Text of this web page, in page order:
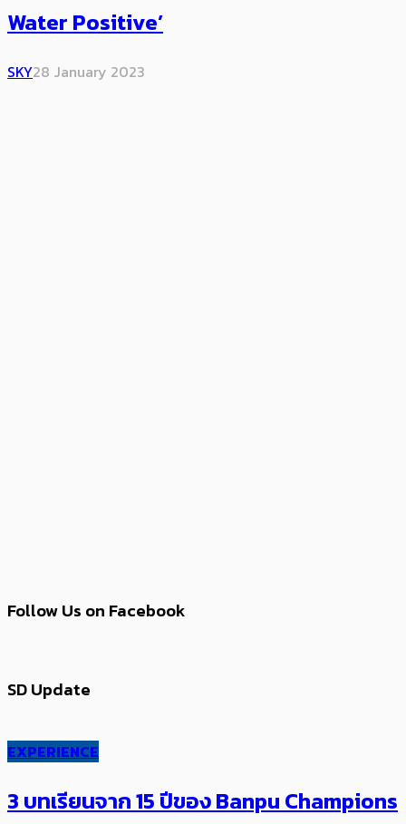
Water Positive’
SKY28 January 2023
Follow Us on Facebook
SD Update
EXPERIENCE
3 บทเรียนจาก 15 ปีของ Banpu Champions